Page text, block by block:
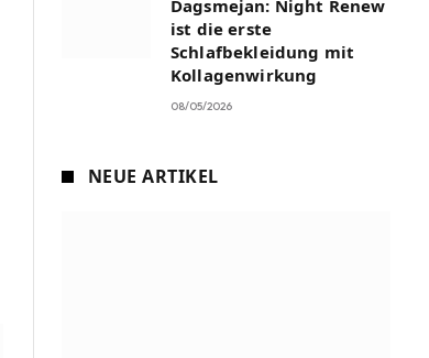
Dagsmejan: Night Renew
ist die erste
Schlafbekleidung mit
Kollagenwirkung
08/05/2026
NEUE ARTIKEL